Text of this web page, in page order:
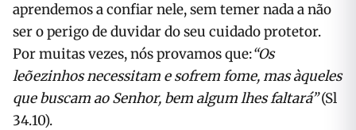
aprendemos a confiar nele, sem temer nada a não
ser o perigo de duvidar do seu cuidado protetor.
Por muitas vezes, nós provamos que:“Os
leõezinhos necessitam e sofrem fome, mas àqueles
que buscam ao Senhor, bem algum lhes faltará”(Sl
34.10).